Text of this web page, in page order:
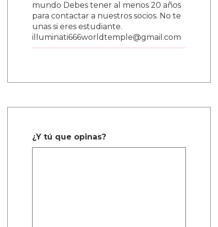
mundo Debes tener al menos 20 años
para contactar a nuestros socios. No te
unas si eres estudiante.
illuminati666worldtemple@gmail.com
¿Y tú que opinas?